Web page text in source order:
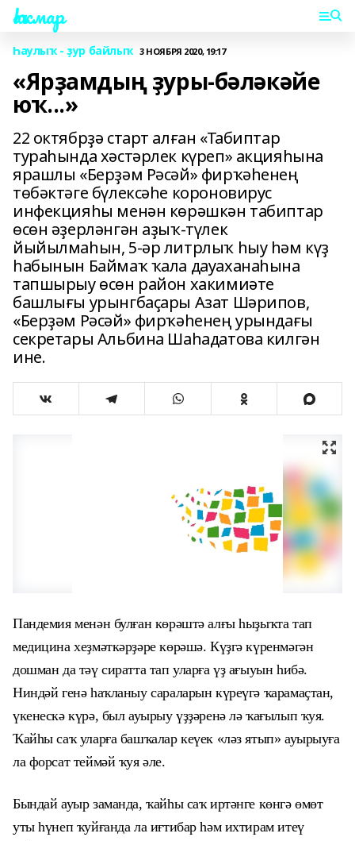
Һаҡмар
Һаулыҡ - ҙур байлыҡ 3 НОЯБРЯ 2020, 19:17
«Ярҙамдың ҙуры-бәләкәйе
юҡ...»
22 октябрҙә старт алған «Табиптар
тураһында хәстәрлек күреп» акцияһына
ярашлы «Берҙәм Рәсәй» фирҡәһенең
төбәктәге бүлексәһе короновирус
инфекцияһы менән көрәшкән табиптар
өсөн әҙерләнгән аҙыҡ-түлек
йыйылмаһын, 5-әр литрлыҡ һыу һәм күҙ
һабынын Баймаҡ ҡала дауаханаһына
тапшырыу өсөн район хакимиәте
башлығы урынгбаҫары Азат Шәрипов,
«Берҙәм Рәсәй» фирҡәһенең урындағы
секретары Альбина Шаһадатова килгән
ине.
Пандемия менән булған көрәштә алғы һыҙыҡта тап
медицина хеҙмәткәрҙәре көрәшә. Күҙгә күренмәгән
дошман да тәү сиратта тап уларға үҙ ағыуын һибә.
Ниндәй генә һаҡланыу сараларын күреүгә ҡарамаҫтан,
үкенескә күрә, был ауырыу үҙҙәренә лә ҡағылып ҡуя.
Ҡайһы саҡ уларға башҡалар кеүек «ләз ятып» ауырыуға
ла форсат теймәй ҡуя әле.
Бындай ауыр заманда, ҡайһы саҡ иртәнге көнгә өмөт
уты һүнеп ҡуйғанда ла иғтибар һәм ихтирам итеү